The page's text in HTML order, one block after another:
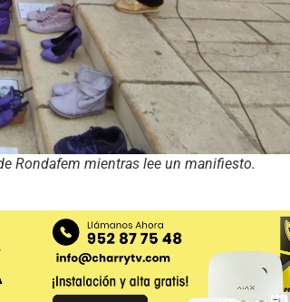
Rondafem mientras lee un manifiesto.